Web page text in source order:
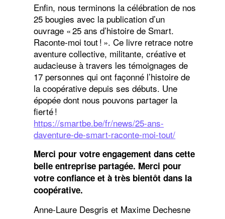
Enfin, nous terminons la célébration de nos
25 bougies avec la publication d’un
ouvrage « 25 ans d’histoire de Smart.
Raconte-moi tout ! ». Ce livre retrace notre
aventure collective, militante, créative et
audacieuse à travers les témoignages de
17 personnes qui ont façonné l’histoire de
la coopérative depuis ses débuts. Une
épopée dont nous pouvons partager la
fierté !
https://smartbe.be/fr/news/25-ans-
daventure-de-smart-raconte-moi-tout/
Merci pour votre engagement dans cette
belle entreprise partagée. Merci pour
votre confiance et à très bientôt dans la
coopérative.
Anne-Laure Desgris et Maxime Dechesne